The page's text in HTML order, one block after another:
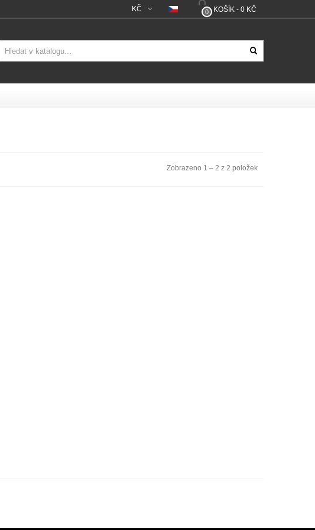
KČ 0 KOŠÍK - 0 KČ
Zobrazeno 1 – 2 z 2 položek